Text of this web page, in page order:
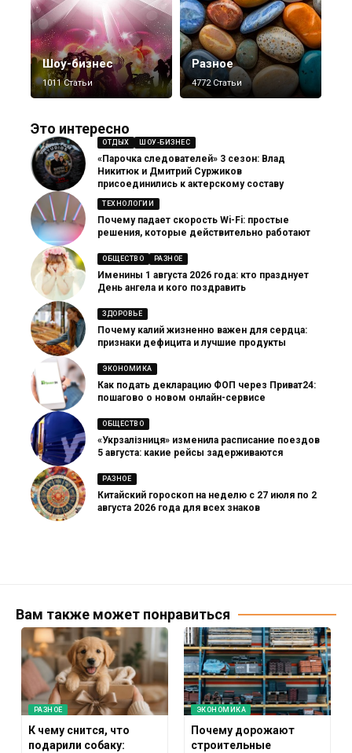
Шоу-бизнес
1011 Статьи
Разное
4772 Статьи
Это интересно
ОТДЫХ ШОУ-БИЗНЕС
«Парочка следователей» 3 сезон: Влад
Никитюк и Дмитрий Суржиков
присоединились к актерскому составу
ТЕХНОЛОГИИ
Почему падает скорость Wi-Fi: простые
решения, которые действительно работают
ОБЩЕСТВО РАЗНОЕ
Именины 1 августа 2026 года: кто празднует
День ангела и кого поздравить
ЗДОРОВЬЕ
Почему калий жизненно важен для сердца:
признаки дефицита и лучшие продукты
ЭКОНОМИКА
Как подать декларацию ФОП через Приват24:
пошагово о новом онлайн-сервисе
ОБЩЕСТВО
«Укрзалізниця» изменила расписание поездов
5 августа: какие рейсы задерживаются
РАЗНОЕ
Китайский гороскоп на неделю с 27 июля по 2
августа 2026 года для всех знаков
Вам также может понравиться
РАЗНОЕ
К чему снится, что
подарили собаку:
ЭКОНОМИКА
Почему дорожают
строительные